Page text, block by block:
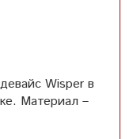
Wisper в
Материал –